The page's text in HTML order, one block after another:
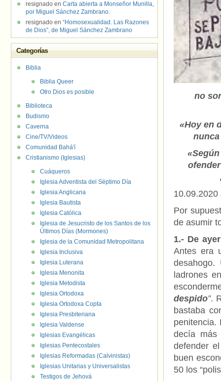
no
«Hoy en
10.09.2020
Por
de asumir
1.- De
Antes era
ladrones
despido”.
bastaba
penitencia.
decía más
defender
buen
50 los
resignado en Carta abierta a Monseñor Munilla,
por Miguel Sánchez Zambrano.
resignado en “Homosexualidad. Las Razones
de Dios”, de Miguel Sánchez Zambrano
Categorías
Biblia
Biblia Queer
Otro Dios es posible
Biblioteca
Budismo
Caverna
Cine/TV/Videos
Comunidad Bahá'í
Cristianismo (Iglesias)
Cuáqueros
Iglesia Adventista del Séptimo Día
Iglesia Anglicana
Iglesia Bautista
Iglesia Católica
Iglesia de Jesucristo de los Santos de los
Últimos Días (Mormones)
Iglesia de la Comunidad Metropolitana
Iglesia Inclusiva
Iglesia Luterana
Iglesia Menonita
Iglesia Metodista
Iglesia Ortodoxa
Iglesia Ortodoxa Copta
Iglesia Presbiteriana
Iglesia Valdense
Iglesias Evangélicas
Iglesias Pentecostales
Iglesias Reformadas (Calvinistas)
Iglesias Unitarias y Universalistas
Testigos de Jehová